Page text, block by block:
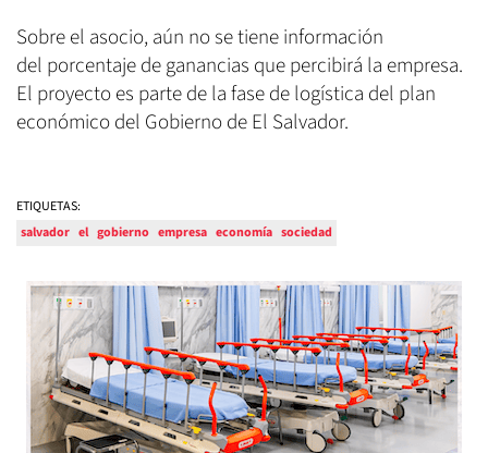
Sobre el asocio, aún no se tiene información
del porcentaje de ganancias que percibirá la empresa.
El proyecto es parte de la fase de logística del plan
económico del Gobierno de El Salvador.
ETIQUETAS:
salvador el gobierno empresa economía sociedad